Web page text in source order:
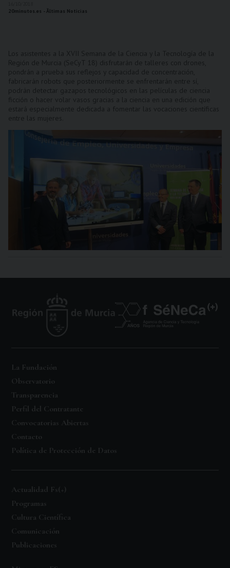
20minutos.es - Ãltimas Noticias
La Fundación
Observatorio
Transparencia
Perfil del Contratante
Convocatorias Abiertas
Contacto
Política de Protección de Datos
Actualidad Fs(+)
Programas
Cultura Científica
Comunicación
Publicaciones